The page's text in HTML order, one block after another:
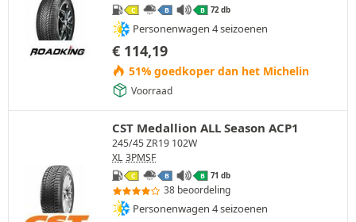
C B B 72 db
Personenwagen 4 seizoenen
€ 114,19
51% goedkoper dan het Michelin
Voorraad
CST Medallion ALL Season ACP1
245/45 ZR19 102W
XL 3PMSF
C B B 71 db
38 beoordeling
Personenwagen 4 seizoenen